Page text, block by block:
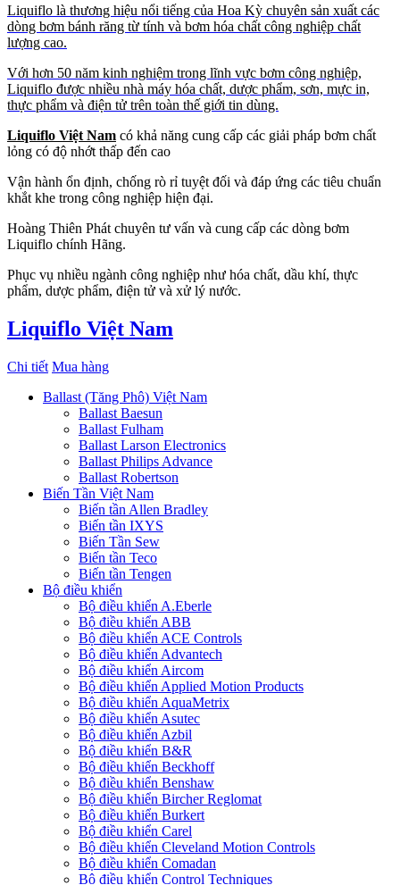
Liquiflo là thương hiệu nổi tiếng của Hoa Kỳ chuyên sản xuất các
dòng bơm bánh răng từ tính và bơm hóa chất công nghiệp chất
lượng cao.
Với hơn 50 năm kinh nghiệm trong lĩnh vực bơm công nghiệp,
Liquiflo được nhiều nhà máy hóa chất, dược phẩm, sơn, mực in,
thực phẩm và điện tử trên toàn thế giới tin dùng.
Liquiflo Việt Nam có khả năng cung cấp các giải pháp bơm chất
lỏng có độ nhớt thấp đến cao
Vận hành ổn định, chống rò rỉ tuyệt đối và đáp ứng các tiêu chuẩn
khắt khe trong công nghiệp hiện đại.
Hoàng Thiên Phát chuyên tư vấn và cung cấp các dòng bơm
Liquiflo chính Hãng.
Phục vụ nhiều ngành công nghiệp như hóa chất, dầu khí, thực
phẩm, dược phẩm, điện tử và xử lý nước.
Liquiflo Việt Nam
Chi tiết Mua hàng
Ballast (Tăng Phô) Việt Nam
Ballast Baesun
Ballast Fulham
Ballast Larson Electronics
Ballast Philips Advance
Ballast Robertson
Biến Tần Việt Nam
Biến tần Allen Bradley
Biến tần IXYS
Biến Tần Sew
Biến tần Teco
Biến tần Tengen
Bộ điều khiển
Bộ điều khiển A.Eberle
Bộ điều khiển ABB
Bộ điều khiển ACE Controls
Bộ điều khiển Advantech
Bộ điều khiển Aircom
Bộ điều khiển Applied Motion Products
Bộ điều khiển AquaMetrix
Bộ điều khiển Asutec
Bộ điều khiển Azbil
Bộ điều khiển B&R
Bộ điều khiển Beckhoff
Bộ điều khiển Benshaw
Bộ điều khiển Bircher Reglomat
Bộ điều khiển Burkert
Bộ điều khiển Carel
Bộ điều khiển Cleveland Motion Controls
Bộ điều khiển Comadan
Bộ điều khiển Control Techniques